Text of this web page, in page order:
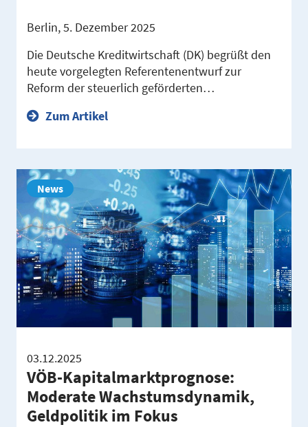
Berlin, 5. Dezember 2025
Die Deutsche Kreditwirtschaft (DK) begrüßt den
heute vorgelegten Referentenentwurf zur
Reform der steuerlich geförderten…
Zum Artikel
News
03.12.2025
VÖB-Kapitalmarktprognose:
Moderate Wachstumsdynamik,
Geldpolitik im Fokus